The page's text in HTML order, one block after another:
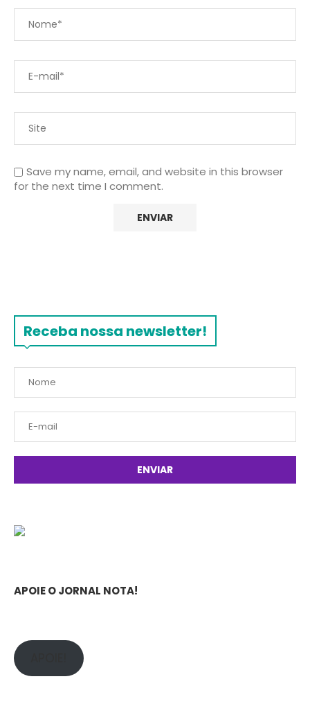
Save my name, email, and website in this browser
for the next time I comment.
Receba nossa newsletter!
APOIE O JORNAL NOTA!